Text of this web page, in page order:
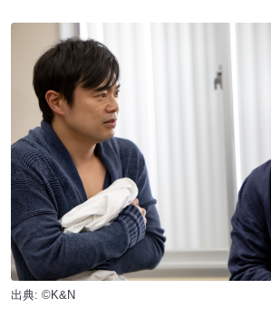
出典: ©K&N